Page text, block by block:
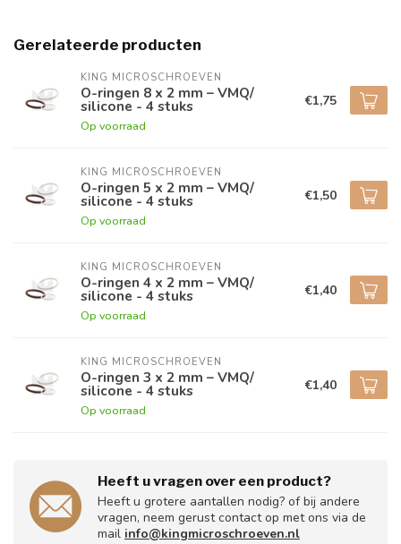
Gerelateerde producten
KING MICROSCHROEVEN
O-ringen 8 x 2 mm – VMQ/
silicone - 4 stuks
Op voorraad
€1,75
KING MICROSCHROEVEN
O-ringen 5 x 2 mm – VMQ/
silicone - 4 stuks
Op voorraad
€1,50
KING MICROSCHROEVEN
O-ringen 4 x 2 mm – VMQ/
silicone - 4 stuks
Op voorraad
€1,40
KING MICROSCHROEVEN
O-ringen 3 x 2 mm – VMQ/
silicone - 4 stuks
Op voorraad
€1,40
Heeft u vragen over een product?
Heeft u grotere aantallen nodig? of bij andere
vragen, neem gerust contact op met ons via de
mail info@kingmicroschroeven.nl